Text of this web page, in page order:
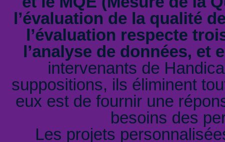
l’évaluation de la qualité
l’évaluation respecte
l’analyse de données, et
intervenants de
suppositions, ils éliminent
eux est de fournir une
besoins des
Les projets